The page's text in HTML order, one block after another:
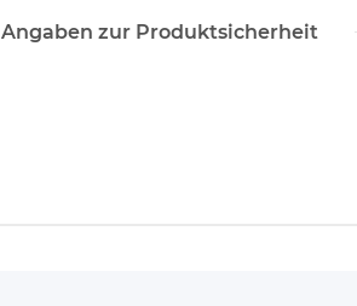
Angaben zur Produktsicherheit